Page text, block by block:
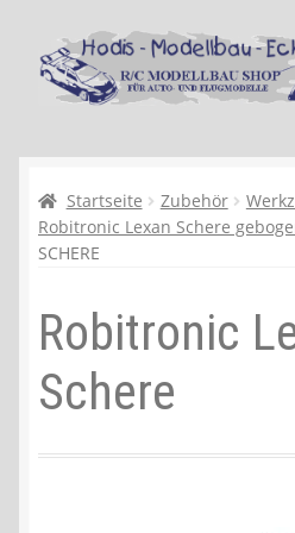
Zur
Navigation
springen
Zum
Inhalt
springen
Kasse
Mein Konto
Recycling, Entsorgung und
Shop
Warenkorb
Startseite Zubehör
Robitronic Lexan Schere
SCHERE
Robitronic
Schere